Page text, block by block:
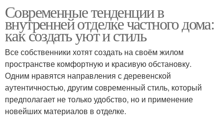
Современные тенденции в
внутренней отделке частного дома:
как создать уют и стиль
Все собственники хотят создать на своём жилом
пространстве комфортную и красивую обстановку.
Одним нравятся направления с деревенской
аутентичностью, другим современный стиль, который
предполагает не только удобство, но и применение
новейших материалов в отделке.